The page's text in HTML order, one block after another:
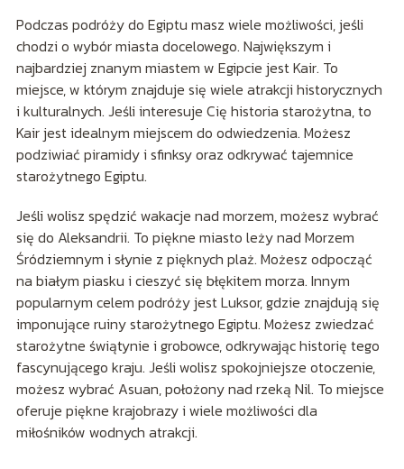
Podczas podróży do Egiptu masz wiele możliwości, jeśli
chodzi o wybór miasta docelowego. Największym i
najbardziej znanym miastem w Egipcie jest Kair. To
miejsce, w którym znajduje się wiele atrakcji historycznych
i kulturalnych. Jeśli interesuje Cię historia starożytna, to
Kair jest idealnym miejscem do odwiedzenia. Możesz
podziwiać piramidy i sfinksy oraz odkrywać tajemnice
starożytnego Egiptu.
Jeśli wolisz spędzić wakacje nad morzem, możesz wybrać
się do Aleksandrii. To piękne miasto leży nad Morzem
Śródziemnym i słynie z pięknych plaż. Możesz odpocząć
na białym piasku i cieszyć się błękitem morza. Innym
popularnym celem podróży jest Luksor, gdzie znajdują się
imponujące ruiny starożytnego Egiptu. Możesz zwiedzać
starożytne świątynie i grobowce, odkrywając historię tego
fascynującego kraju. Jeśli wolisz spokojniejsze otoczenie,
możesz wybrać Asuan, położony nad rzeką Nil. To miejsce
oferuje piękne krajobrazy i wiele możliwości dla
miłośników wodnych atrakcji.